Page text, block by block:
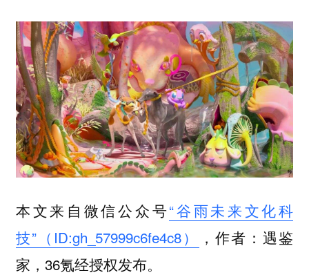
本文来自微信公众号“谷雨未来文化科
技”（ID:gh_57999c6fe4c8）
，作者：遇鉴
家，36氪经授权发布。